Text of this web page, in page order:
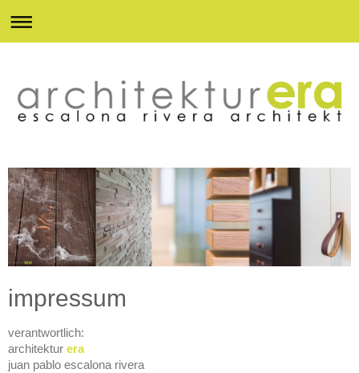
impressum
verantwortlich:
architektur era
juan pablo escalona rivera